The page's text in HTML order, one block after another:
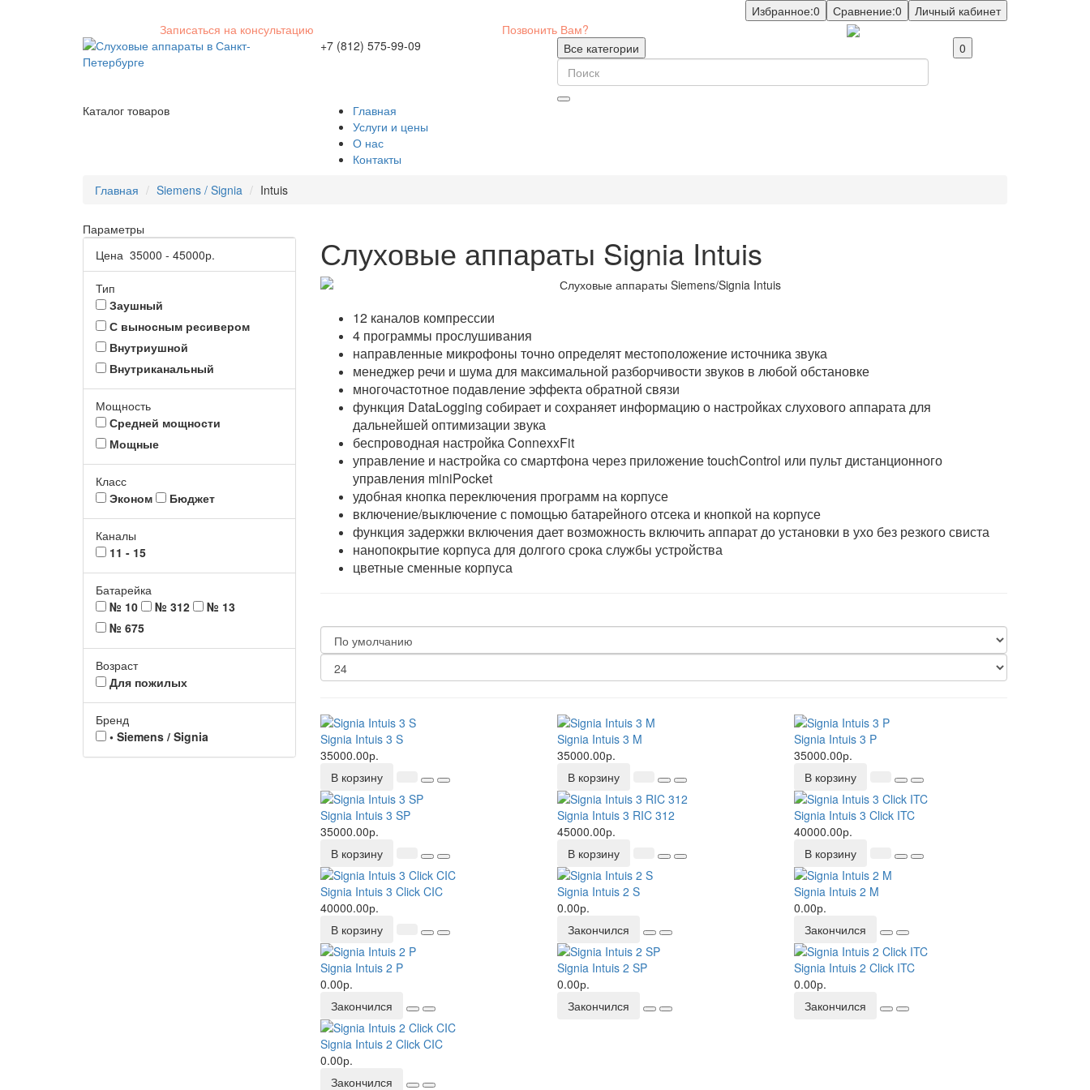
Личный кабинет
Сравнение:0
Избранное:0
Записаться на консультацию
Позвонить Вам?
+7 (812) 575-99-09
0
Все категории
Каталог товаров
Главная
Услуги и цены
О нас
Контакты
Главная
Siemens / Signia Intuis
Параметры
Цена 35000 - 45000р.
Тип
Заушный
С выносным ресивером
Внутриушной
Внутриканальный
Мощность
Средней мощности
Мощные
Класс
Эконом
Бюджет
Каналы
11 - 15
Батарейка
№ 10
№ 312
№ 13
№ 675
Возраст
Для пожилых
Бренд
• Siemens / Signia
Слуховые аппараты Signia Intuis
12 каналов компрессии
4 программы прослушивания
направленные микрофоны точно определят местоположение источника звука
менеджер речи и шума для максимальной разборчивости звуков в любой обстановке
многочастотное подавление эффекта обратной связи
функция DataLogging собирает и сохраняет информацию о настройках слухового аппарата для
дальнейшей оптимизации звука
беспроводная настройка ConnexxFit
управление и настройка со смартфона через приложение touchControl или пульт дистанционного
управления miniPocket
удобная кнопка переключения программ на корпусе
включение/выключение с помощью батарейного отсека и кнопкой на корпусе
функция задержки включения дает возможность включить аппарат до установки в ухо без резкого свиста
нанопокрытие корпуса для долгого срока службы устройства
цветные сменные корпуса
Signia Intuis 3 S
35000.00р.
В корзину
Signia Intuis 3 M
35000.00р.
В корзину
Signia Intuis 3 P
35000.00р.
В корзину
Signia Intuis 3 SP
35000.00р.
В корзину
Signia Intuis 3 RIC 312
45000.00р.
В корзину
Signia Intuis 3 Click ITC
40000.00р.
В корзину
Signia Intuis 3 Click CIC
40000.00р.
В корзину
Signia Intuis 2 S
0.00р.
Закончился
Signia Intuis 2 M
0.00р.
Закончился
Signia Intuis 2 P
0.00р.
Закончился
Signia Intuis 2 SP
0.00р.
Закончился
Signia Intuis 2 Click ITC
0.00р.
Закончился
Signia Intuis 2 Click CIC
0.00р.
Закончился